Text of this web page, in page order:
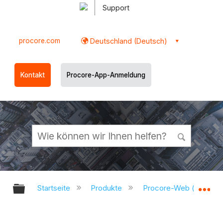
Support
procore.com Deutschland (Deutsch)
Kontakt Procore-App-Anmeldung
Globale Hierarchie auf- und
Startseite Produkte Procore-Web